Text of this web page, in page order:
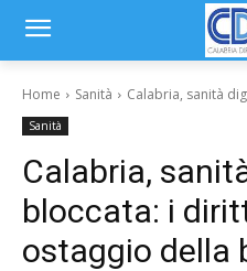
Home Sanità Calabria, sanità
Sanità
Calabria,
bloccata: i
ostaggio della